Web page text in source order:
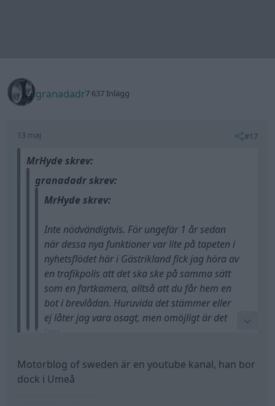
granadadr7 637 Inlägg
13 maj #17
MrHyde skrev:
granadadr skrev:
MrHyde skrev:
Inte nödvändigtvis. För ungefär 1 år sedan
när dessa nya funktioner var lite på tapeten i
nyhetsflödet här i Gästrikland fick jag höra av
en trafikpolis att det ska ske på samma sätt
som en fartkamera, alltså att du får hem en
bot i brevlådan. Huruvida det stämmer eller
ej låter jag vara osagt, men omöjligt är det
inte.
enligt Polisen i Mos, Umeåpolisen, så måste man
Vart ligger Mos? Utanför Umeå eller?
Motorblog of sweden är en youtube kanal, han bor
dock i Umeå